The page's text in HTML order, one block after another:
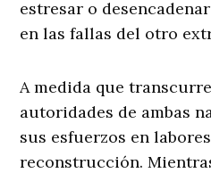
estresar o
en las fallas del otro
A medida que
autoridades de ambas
sus esfuerzos en
reconstrucción.